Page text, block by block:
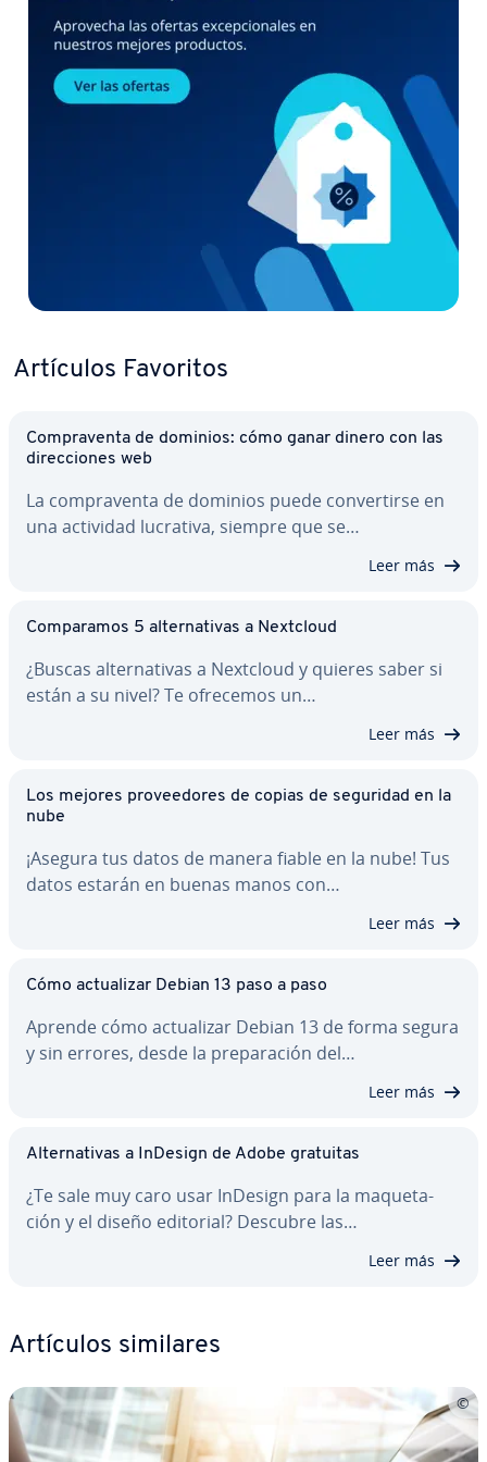
Artículos Favoritos
Co­m­pra­ve­n­ta de dominios: cómo ganar dinero con las
di­re­c­cio­nes web
La co­m­pra­ve­n­ta de dominios puede co­n­ve­r­ti­r­se en
una actividad lucrativa, siempre que se…
Leer más
Co­m­pa­ra­mos 5 al­te­r­na­ti­vas a Nextcloud
¿Buscas al­te­r­na­ti­vas a Nextcloud y quieres saber si
están a su nivel? Te ofrecemos un…
Leer más
Los mejores pro­vee­do­res de copias de seguridad en la
nube
¡Asegura tus datos de manera fiable en la nube! Tus
datos estarán en buenas manos con…
Leer más
Cómo ac­tua­li­zar Debian 13 paso a paso
Aprende cómo ac­tua­li­zar Debian 13 de forma segura
y sin errores, desde la pre­pa­ra­ción del…
Leer más
Al­te­r­na­ti­vas a InDesign de Adobe gratuitas
¿Te sale muy caro usar InDesign para la ma­que­ta­
ción y el diseño editorial? Descubre las…
Leer más
Artículos similares